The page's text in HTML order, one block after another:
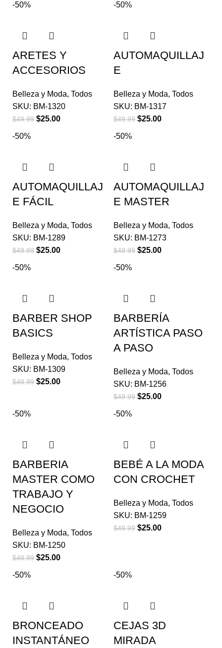
-50%
ARETES Y
ACCESORIOS
Belleza y Moda, Todos
SKU: BM-1320
$49.99 $25.00
-50%
AUTOMAQUILLAJ
E
Belleza y Moda, Todos
SKU: BM-1317
$49.99 $25.00
-50%
AUTOMAQUILLAJ
E FÁCIL
Belleza y Moda, Todos
SKU: BM-1289
$49.99 $25.00
-50%
AUTOMAQUILLAJ
E MASTER
Belleza y Moda, Todos
SKU: BM-1273
$49.99 $25.00
-50%
BARBER SHOP
BASICS
Belleza y Moda, Todos
SKU: BM-1309
$49.99 $25.00
-50%
BARBERÍA
ARTÍSTICA PASO
A PASO
Belleza y Moda, Todos
SKU: BM-1256
$49.99 $25.00
-50%
BARBERIA
MASTER COMO
TRABAJO Y
NEGOCIO
Belleza y Moda, Todos
SKU: BM-1250
$49.99 $25.00
-50%
BEBÉ A LA MODA
CON CROCHET
Belleza y Moda, Todos
SKU: BM-1259
$49.99 $25.00
-50%
BRONCEADO
INSTANTÁNEO
-50%
CEJAS 3D
MIRADA